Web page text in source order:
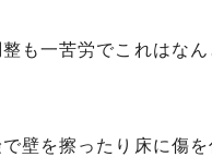
も一苦労でこれはな
壁を擦ったり床に傷